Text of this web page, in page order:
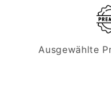
Ausgewählte